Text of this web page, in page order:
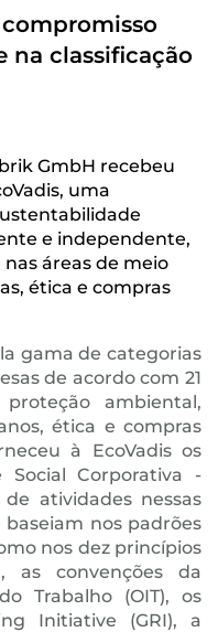
na classificação
GmbH recebeu
uma
e independente,
áreas de meio
ética e compras
gama de categorias
de acordo com 21
ambiental,
ética e compras
à EcoVadis os
Social Corporativa -
atividades nessas
baseiam nos padrões
nos dez princípios
as convenções da
Trabalho (OIT), os
Initiative (GRI), a